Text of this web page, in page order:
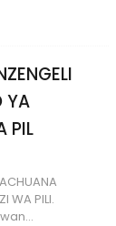
YA
PIL
WA PILI.